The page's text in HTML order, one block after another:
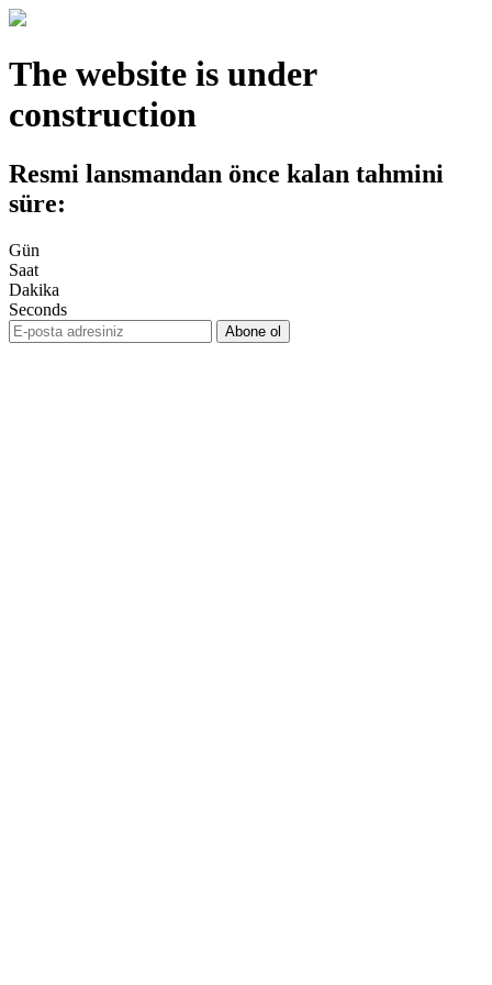
The website is under
construction
Resmi lansmandan önce kalan tahmini
süre:
Gün
Saat
Dakika
Seconds